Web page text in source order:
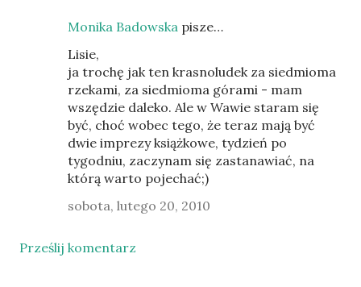
Monika Badowska pisze…
Lisie,
ja trochę jak ten krasnoludek za siedmioma
rzekami, za siedmioma górami - mam
wszędzie daleko. Ale w Wawie staram się
być, choć wobec tego, że teraz mają być
dwie imprezy książkowe, tydzień po
tygodniu, zaczynam się zastanawiać, na
którą warto pojechać;)
sobota, lutego 20, 2010
Prześlij komentarz